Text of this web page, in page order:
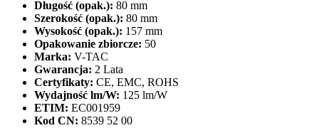
Długość (opak.): 80 mm
Szerokość (opak.): 80 mm
Wysokość (opak.): 157 mm
Opakowanie zbiorcze: 50
Marka: V-TAC
Gwarancja: 2 Lata
Certyfikaty: CE, EMC, ROHS
Wydajność lm/W: 125 lm/W
ETIM: EC001959
Kod CN: 8539 52 00